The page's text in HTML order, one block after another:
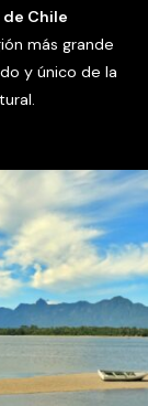
de Chile
más grande
y único de la